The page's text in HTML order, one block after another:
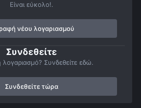
Είναι εύκολο!.
νέου λογαριασμού
Συνδεθείτε
Συνδεθείτε εδώ.
Συνδεθείτε τώρα